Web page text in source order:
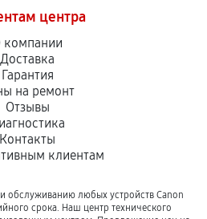
центра
компании
Доставка
Гарантия
на ремонт
Отзывы
Контакты
клиентам
обслуживанию любых устройств Canon
срока. Наш центр технического